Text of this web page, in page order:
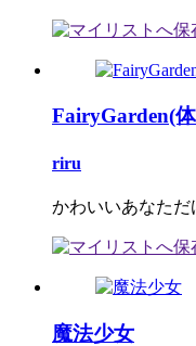
FairyGarden(
riru
かわいいあなただ
魔法少女